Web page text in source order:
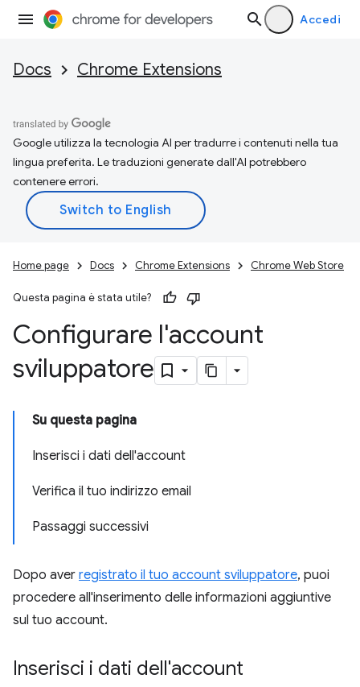
Accedi
Docs Chrome Extensions
Google utilizza la tecnologia AI per tradurre i contenuti nella tua
lingua preferita. Le traduzioni generate dall'AI potrebbero
contenere errori.
Home page Docs Chrome Extensions Chrome Web Store
Questa pagina è stata utile?
Configurare l'account
sviluppatore
Su questa pagina
Inserisci i dati dell'account
Verifica il tuo indirizzo email
Passaggi successivi
Dopo aver registrato il tuo account sviluppatore, puoi
procedere all'inserimento delle informazioni aggiuntive
sul tuo account.
Inserisci i dati dell'account